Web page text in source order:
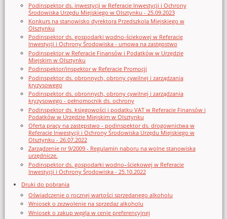
Podinspektor ds. inwestycji w Referacie Inwestycji i Ochrony
Środowiska Urzędu Miejskiego w Olsztynku - 25.09.2023
Konkurs na stanowisko dyrektora Przedszkola Miejskiego w
Olsztynku
Podinspektor ds. gospodarki wodno-ściekowej w Referacie
Inwestycji i Ochrony Środowiska - umowa na zastępstwo
Podinspektor w Referacie Finansów i Podatków w Urzędzie
Miejskim w Olsztynku
Podinspektor/inspektor w Referacie Promocji
Podinspektor ds. obronnych, obrony cywilnej i zarządzania
kryzysowego
Podinspektor ds. obronnych, obrony cywilnej i zarządzania
kryzysowego - pełnomocnik ds. ochrony
Podinspektor ds. księgowości i podatku VAT w Referacie Finansów i
Podatków w Urzędzie Miejskim w Olsztynku
Oferta pracy na zastępstwo - podinspektor ds. drogownictwa w
Referacie Inwestycji i Ochrony Środowiska Urzędu Miejskiego w
Olsztynku - 26.07.2022
Zarządzenie nr 9/2009 - Regulamin naboru na wolne stanowiska
urzędnicze.
Podinspektor ds. gospodarki wodno–ściekowej w Referacie
Inwestycji i Ochrony Środowiska - 25.10.2022
Druki do pobrania
Oświadczenie o rocznej wartości sprzedanego alkoholu
Wniosek o zezwolenie na sprzedaz alkoholu
Wniosek o zakup węgla w cenie preferencyjnej